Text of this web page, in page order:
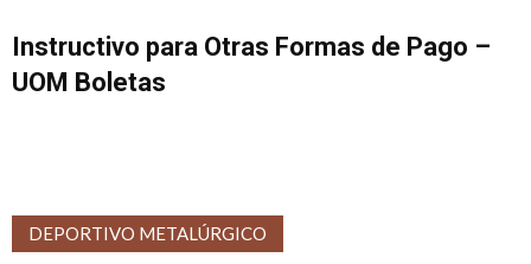
Instructivo para Otras Formas de Pago –
UOM Boletas
DEPORTIVO METALÚRGICO